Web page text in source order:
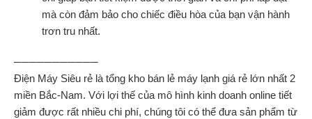
mà còn đảm bảo cho chiếc điều hòa của bạn vận hành
trơn tru nhất.
───────────
Điện Máy Siêu rẻ là tổng kho bán lẻ máy lạnh giá rẻ lớn nhất 2
miền Bắc-Nam. Với lợi thế của mô hình kinh doanh online tiết
giảm được rất nhiều chi phí, chúng tôi có thể đưa sản phẩm từ